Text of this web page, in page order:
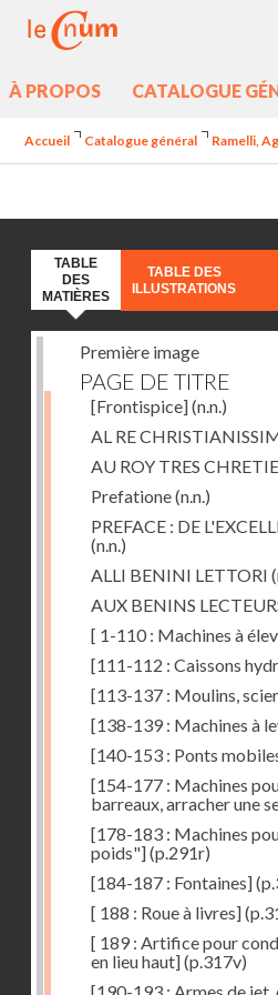
À PROPOS CATALOGUE
Accueil Catalogue général Ramelli,
TABLE
DES
MATIÈRES
TABLE DES
ILLUSTRATIONS
Première image
PAGE DE TITRE
[Frontispice](n.n.)
AL RE
AU ROY TRES
Prefatione(n.n.)
PREFACE : DE
(n.n.)
ALLI BENINI LETTORI
AUX BENINS
[ 1-110 : Machines à
[111-112 : Caissons
[113-137 : Moulins,
[138-139 : Machines à
[140-153 : Ponts
[154-177 : Machines
barreaux, arracher une
[178-183 : Machines
poids"](p.291r)
[184-187 : Fontaines]
[ 188 : Roue à livres]
[ 189 : Artifice pour
en lieu haut](p.317v)